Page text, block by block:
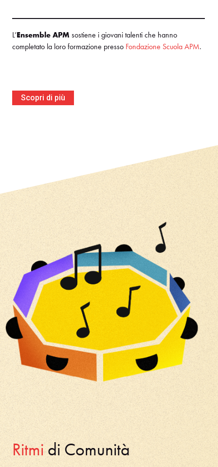
L’Ensemble APMsostiene i giovani talenti che hanno
completato la loro formazione presso Fondazione Scuola APM.
Scopri di più
Ritmidi Comunità